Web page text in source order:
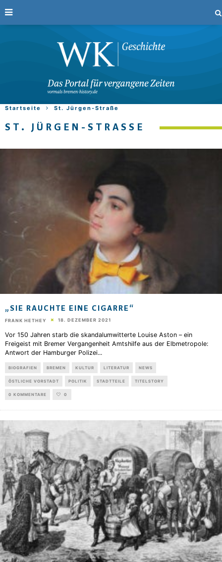
Startseite St. Jürgen-Straße
ST. JÜRGEN-STRASSE
„SIE RAUCHTE EINE CIGARRE“
FRANK HETHEY 18. DEZEMBER 2021
Vor 150 Jahren starb die skandalumwitterte Louise Aston – ein
Freigeist mit Bremer Vergangenheit Amtshilfe aus der Elbmetropole:
Antwort der Hamburger Polizei...
BIOGRAFIEN BREMEN KULTUR LITERATUR NEWS
ÖSTLICHE VORSTADT POLITIK STADTTEILE TITELSTORY
0 KOMMENTARE 0